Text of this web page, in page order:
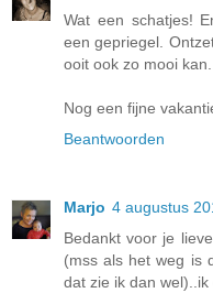
Wat een schatjes!
een gepriegel.
ooit ook zo mooi kan.
Nog een fijne
Beantwoorden
Marjo 4 augustus
Bedankt voor je
(mss als het weg is
dat zie ik dan